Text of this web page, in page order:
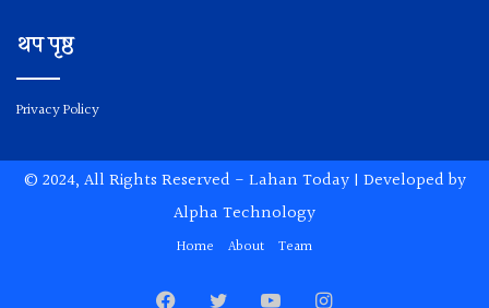
थप पृष्ठ
Privacy Policy
© 2024, All Rights Reserved - Lahan Today| Developed by
Alpha Technology
Home About Team
FacebookTwitterYouTubeInstagram